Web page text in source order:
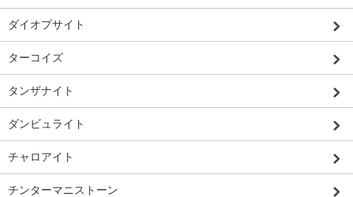
ダイオプサイト
ターコイズ
タンザナイト
ダンビュライト
チャロアイト
チンターマニストーン